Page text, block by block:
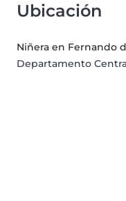
Ubicación
Niñera en Fernando
Departamento